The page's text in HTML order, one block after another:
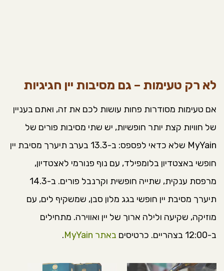
לא רק טעימות – גם מסיבות יין חגיגיות
אם טעימות מסודרות פחות עושות לכם את זה, ואתם בעניין
של חוויות קצת יותר חופשיות, יש שתי מסיבות פורים של
MyYain שלא כדאי לפספס: ב-13.3 בערב תיערך מסיבת יין
חופשי באצטדיון בלומפילד, עם נוף פנורמי לאצטדיון,
מרפסת ענקית, שתייה חופשית וקרנבל פורים. ב-14.3
תיערך מסיבת יין חופשי בגג מלון סבן, שמשקיף לים, עם
מוזיקה, שקיעה ולילה ארוך של יין ואווירה. מתחילים
ב-12:00 בצהריים. כרטיסים
באתר MyYain .